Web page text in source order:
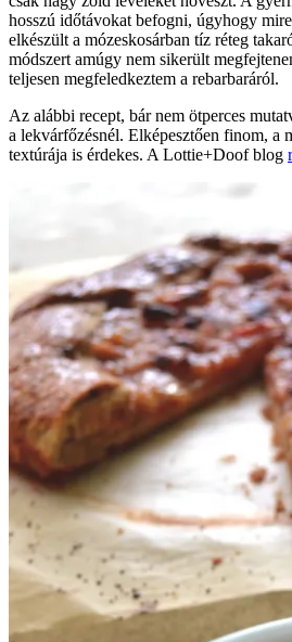
hosszú időtávokat befogni, úgyhogy
elkészült a mózeskosárban tíz réteg
módszert amúgy nem sikerült
teljesen megfeledkeztem a rebarbaráról.
Az alábbi recept, bár nem ötperces
a lekvárfőzésnél. Elképesztően finom, a
textúrája is érdekes. A Lottie+Doof blog